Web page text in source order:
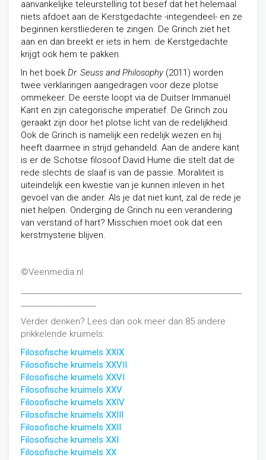
aanvankelijke teleurstelling tot besef dat het helemaal
niets afdoet aan de Kerstgedachte -integendeel- en ze
beginnen kerstliederen te zingen. De Grinch ziet het
aan en dan breekt er iets in hem: de Kerstgedachte
krijgt ook hem te pakken.
In het boek Dr. Seuss and Philosophy (2011) worden
twee verklaringen aangedragen voor deze plotse
ommekeer. De eerste loopt via de Duitser Immanuël
Kant en zijn categorische imperatief. De Grinch zou
geraakt zijn door het plotse licht van de redelijkheid.
Ook de Grinch is namelijk een redelijk wezen en hij
heeft daarmee in strijd gehandeld. Aan de andere kant
is er de Schotse filosoof David Hume die stelt dat de
rede slechts de slaaf is van de passie. Moraliteit is
uiteindelijk een kwestie van je kunnen inleven in het
gevoel van die ander. Als je dat niet kunt, zal de rede je
niet helpen. Onderging de Grinch nu een verandering
van verstand of hart? Misschien moet ook dat een
kerstmysterie blijven.
©Veenmedia.nl
Verder denken? Lees dan ook meer dan 85 andere
prikkelende kruimels:
Filosofische kruimels XXIX
Filosofische kruimels XXVII
Filosofische kruimels XXVI
Filosofische kruimels XXV
Filosofische kruimels XXIV
Filosofische kruimels XXIII
Filosofische kruimels XXII
Filosofische kruimels XXI
Filosofische kruimels XX